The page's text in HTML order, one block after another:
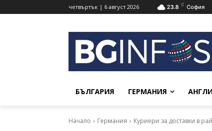
четвъртък | 6 август 2026 23.8 C София
БЪЛГАРИЯ ГЕРМАНИЯ
Начало Германия Куриери за доставки в